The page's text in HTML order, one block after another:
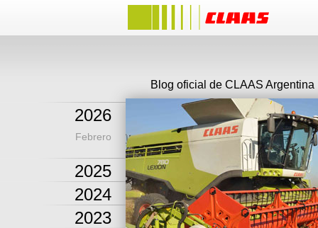
2026
Febrero
2025
2024
2023
Blog oficial de CLAAS Argentina